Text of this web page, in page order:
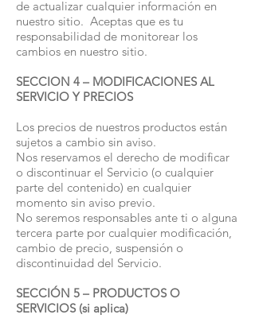
de actualizar cualquier información en
nuestro sitio. Aceptas que es tu
responsabilidad de monitorear los
cambios en nuestro sitio.
SECCION 4 – MODIFICACIONES AL
SERVICIO Y PRECIOS
Los precios de nuestros productos están
sujetos a cambio sin aviso.
Nos reservamos el derecho de modificar
o discontinuar el Servicio (o cualquier
parte del contenido) en cualquier
momento sin aviso previo.
No seremos responsables ante ti o alguna
tercera parte por cualquier modificación,
cambio de precio, suspensión o
discontinuidad del Servicio.
SECCIÓN 5 – PRODUCTOS O
SERVICIOS (si aplica)